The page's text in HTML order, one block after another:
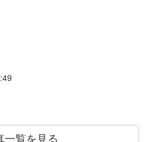
一覧を見る